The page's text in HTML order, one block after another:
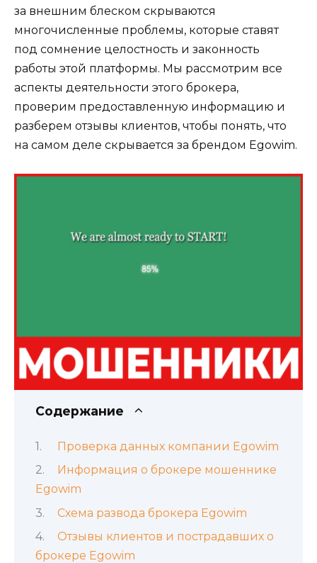
за внешним блеском скрываются
многочисленные проблемы, которые ставят
под сомнение целостность и законность
работы этой платформы. Мы рассмотрим все
аспекты деятельности этого брокера,
проверим предоставленную информацию и
разберем отзывы клиентов, чтобы понять, что
на самом деле скрывается за брендом Egowim.
Содержание
Проверка данных компании Egowim
Информация о брокере мошеннике
Egowim
Схема развода брокера Egowim
Отзывы клиентов и пострадавших о
брокере Egowim